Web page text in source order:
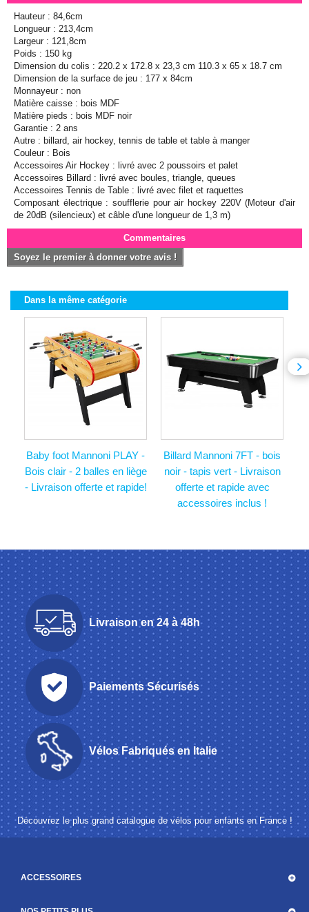
Hauteur : 84,6cm
Longueur : 213,4cm
Largeur : 121,8cm
Poids : 150 kg
Dimension du colis : 220.2 x 172.8 x 23,3 cm 110.3 x 65 x 18.7 cm
Dimension de la surface de jeu : 177 x 84cm
Monnayeur : non
Matière caisse : bois MDF
Matière pieds : bois MDF noir
Garantie : 2 ans
Autre : billard, air hockey, tennis de table et table à manger
Couleur : Bois
Accessoires Air Hockey : livré avec 2 poussoirs et palet
Accessoires Billard : livré avec boules, triangle, queues
Accessoires Tennis de Table : livré avec filet et raquettes
Composant électrique : soufflerie pour air hockey 220V (Moteur d'air
de 20dB (silencieux) et câble d'une longueur de 1,3 m)
Commentaires
Soyez le premier à donner votre avis !
Dans la même catégorie
Baby foot Mannoni PLAY -
Bois clair - 2 balles en liège
- Livraison offerte et rapide!
Billard Mannoni 7FT - bois
noir - tapis vert - Livraison
offerte et rapide avec
accessoires inclus !
Livraison en 24 à 48h
Paiements Sécurisés
Vélos Fabriqués en Italie
Découvrez le plus grand catalogue de vélos pour enfants en France !
ACCESSOIRES